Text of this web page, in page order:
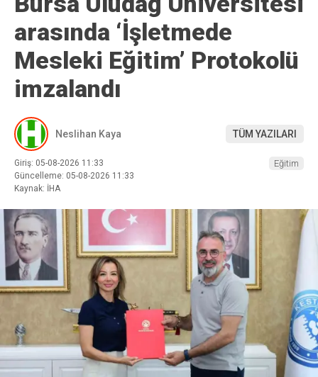
arasında ‘İşletmede
Mesleki Eğitim’ Protokolü
imzalandı
Neslihan Kaya TÜM YAZILARI
Giriş: 05-08-2026 11:33
Güncelleme: 05-08-2026 11:33
Kaynak: İHA
Eğitim